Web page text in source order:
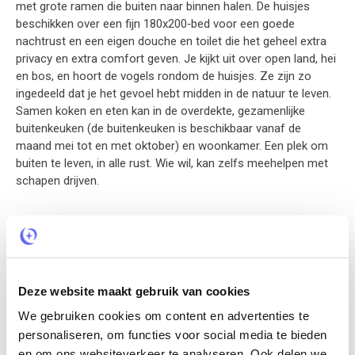
Deze website maakt gebruik van cookies
We gebruiken cookies om content en advertenties te
personaliseren, om functies voor social media te bieden
met grote ramen die buiten naar binnen halen. De huisjes
beschikken over een fijn 180x200‑bed voor een goede
nachtrust en een eigen douche en toilet die het geheel extra
privacy en extra comfort geven. Je kijkt uit over open land, hei
en bos, en hoort de vogels rondom de huisjes. Ze zijn zo
ingedeeld dat je het gevoel hebt midden in de natuur te leven.
Samen koken en eten kan in de overdekte, gezamenlijke
buitenkeuken (de buitenkeuken is beschikbaar vanaf de
maand mei tot en met oktober) en woonkamer. Een plek om
buiten te leven, in alle rust. Wie wil, kan zelfs meehelpen met
schapen drijven.
Omgeving
De huisjes liggen tussen de velden, midden in het landschap,
overgang van Salland, Twente en de Achterhoek, vlak bij de
Sallandse Heuvelrug en de Holterberg. Het terrein is
kleinschalig en rustig, niet op een vakantiepark, met volop
ruimte om samen te zijn in het groen. Wandelen en fietsen